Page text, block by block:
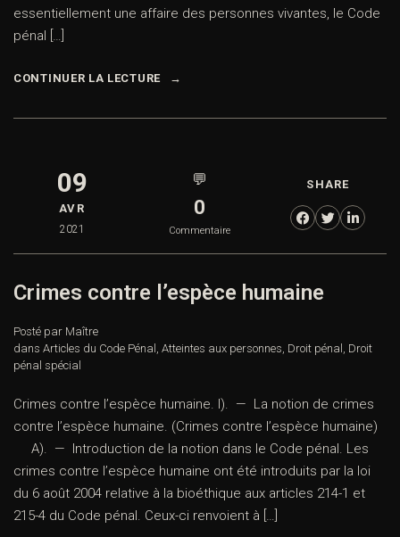
essentiellement une affaire des personnes vivantes, le Code
pénal […]
CONTINUER LA LECTURE
09
AVR
2021
💬
0
Commentaire
SHARE
Crimes contre l’espèce humaine
Posté par Maître
dans Articles du Code Pénal , Atteintes aux personnes, Droit pénal , Droit
pénal spécial
Crimes contre l’espèce humaine. I). — La notion de crimes
contre l’espèce humaine. (Crimes contre l’espèce humaine)
A). — Introduction de la notion dans le Code pénal. Les
crimes contre l’espèce humaine ont été introduits par la loi
du 6 août 2004 relative à la bioéthique aux articles 214-1 et
215-4 du Code pénal. Ceux-ci renvoient à […]